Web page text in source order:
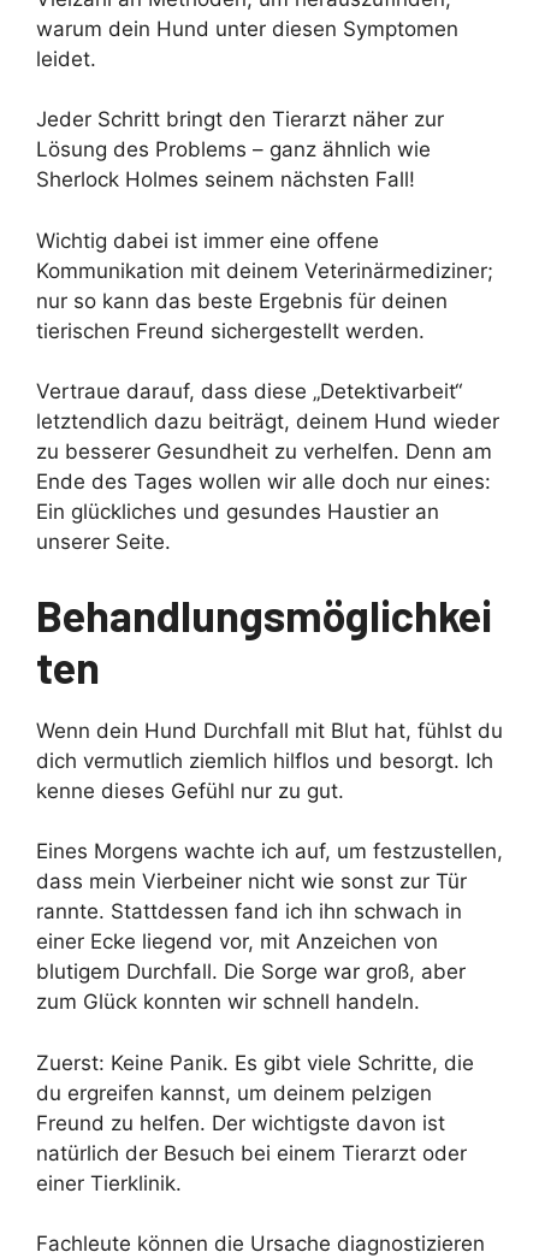
warum dein Hund unter diesen Symptomen
leidet.
Jeder Schritt bringt den Tierarzt näher zur
Lösung des Problems – ganz ähnlich wie
Sherlock Holmes seinem nächsten Fall!
Wichtig dabei ist immer eine offene
Kommunikation mit deinem Veterinärmediziner;
nur so kann das beste Ergebnis für deinen
tierischen Freund sichergestellt werden.
Vertraue darauf, dass diese „Detektivarbeit“
letztendlich dazu beiträgt, deinem Hund wieder
zu besserer Gesundheit zu verhelfen. Denn am
Ende des Tages wollen wir alle doch nur eines:
Ein glückliches und gesundes Haustier an
unserer Seite.
Behandlungsmöglichkei
ten
Wenn dein Hund Durchfall mit Blut hat, fühlst du
dich vermutlich ziemlich hilflos und besorgt. Ich
kenne dieses Gefühl nur zu gut.
Eines Morgens wachte ich auf, um festzustellen,
dass mein Vierbeiner nicht wie sonst zur Tür
rannte. Stattdessen fand ich ihn schwach in
einer Ecke liegend vor, mit Anzeichen von
blutigem Durchfall. Die Sorge war groß, aber
zum Glück konnten wir schnell handeln.
Zuerst: Keine Panik. Es gibt viele Schritte, die
du ergreifen kannst, um deinem pelzigen
Freund zu helfen. Der wichtigste davon ist
natürlich der Besuch bei einem Tierarzt oder
einer Tierklinik.
Fachleute können die Ursache diagnostizieren